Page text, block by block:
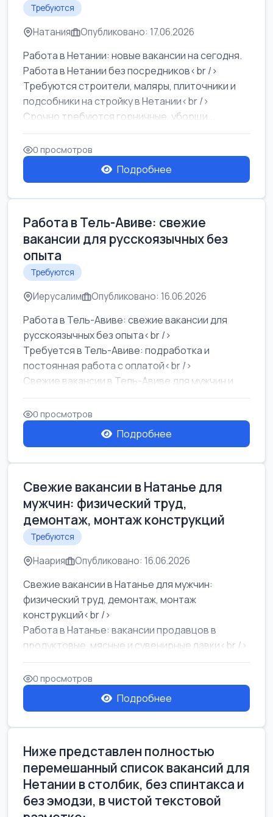
Требуются
Натания Опубликовано: 17.06.2026
Работа в Нетании: новые вакансии на сегодня.
Работа в Нетании без посредников<br />
Требуются строители, маляры, плиточники и
подсобники на стройку в Нетании<br />
Срочно требуются горничные, уборщи...
0 просмотров
Подробнее
Работа в Тель-Авиве: свежие
вакансии для русскоязычных без
опыта
Требуются
Иерусалим Опубликовано: 16.06.2026
Работа в Тель-Авиве: свежие вакансии для
русскоязычных без опыта<br />
Требуется в Тель-Авиве: подработка и
постоянная работа с оплатой<br />
Свежие вакансии в Тель-Авиве для мужчин и
женщин от хозя...
0 просмотров
Подробнее
Свежие вакансии в Натанье для
мужчин: физический труд,
демонтаж, монтаж конструкций
Требуются
Наария Опубликовано: 16.06.2026
Свежие вакансии в Натанье для мужчин:
физический труд, демонтаж, монтаж
конструкций<br />
Работа в Натанье: вакансии продавцов в
продуктовые, мясные и сувенирные лавки<br />
Разнорабочий на сборку м...
0 просмотров
Подробнее
Ниже представлен полностью
перемешанный список вакансий для
Нетании в столбик, без спинтакса и
без эмодзи, в чистой текстовой